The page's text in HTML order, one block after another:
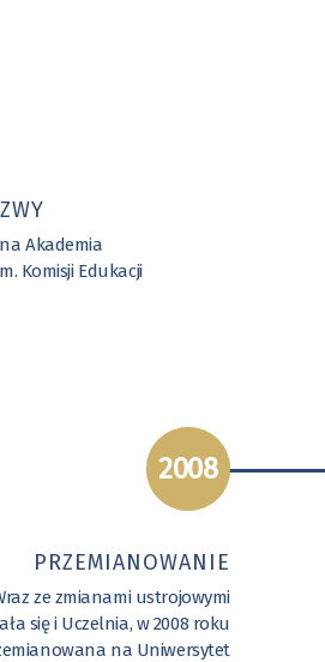
Akademia
Komisji Edukacji
2008
PRZEMIANOWANIE
ze zmianami ustrojowymi
się i Uczelnia, w 2008 roku
na Uniwersytet